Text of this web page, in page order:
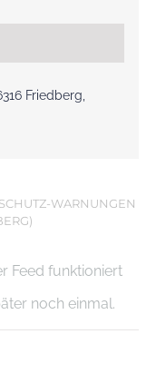
Friedberg,
WARNUNGEN
Feed funktioniert
noch einmal.